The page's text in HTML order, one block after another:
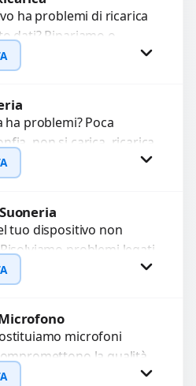
WhatsApp
ha problemi di ricarica
dati? Ripariamo o
di ricarica guasti,
Preventivo
WhatsApp
ha problemi? Poca
non si carica, ricarica
esauriti?
Preventivo
WhatsApp
tuo dispositivo non
problemi legati
difettosi con interventi
Preventivo
WhatsApp
microfoni
la qualità
o delle